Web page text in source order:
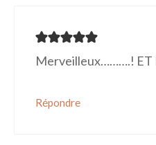
Merveilleux……….! ET
Répondre